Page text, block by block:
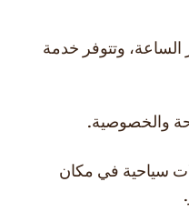
وتتوفر خدمة
سياحية في مكان